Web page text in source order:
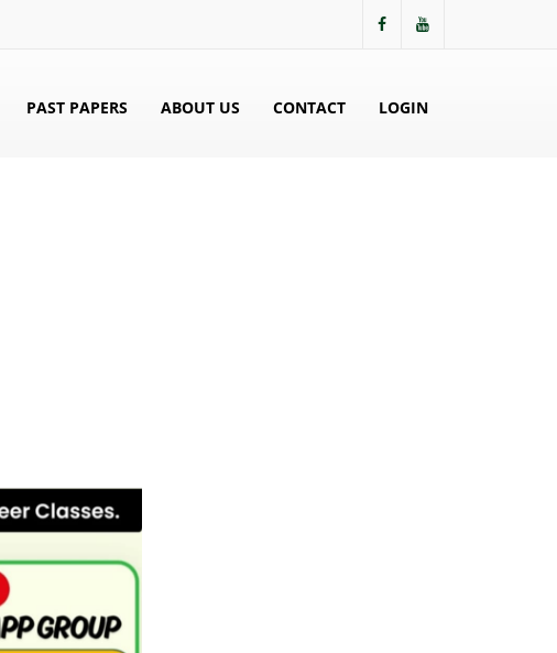
PAST PAPERS ABOUT US CONTACT LOGIN